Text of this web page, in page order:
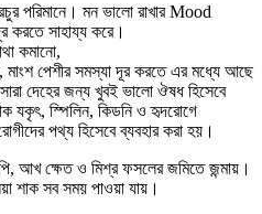
পরিমানে। মন ভালো রাখার Mood
করতে সাহায্য করে।
কমানো,
মাংশ পেশীর সমস্যা দূর করতে এর মধ্যে আছে
দেহের জন্য খুবই ভালো ঔষধ হিসেবে
যকৃৎ, স্পিলিন, কিডনি ও হৃদরোগে
পথ্য হিসেবে ব্যবহার করা হয়।
আখ ক্ষেত ও মিশ্র ফসলের জমিতে জন্মায়।
শাক সব সময় পাওয়া যায়।